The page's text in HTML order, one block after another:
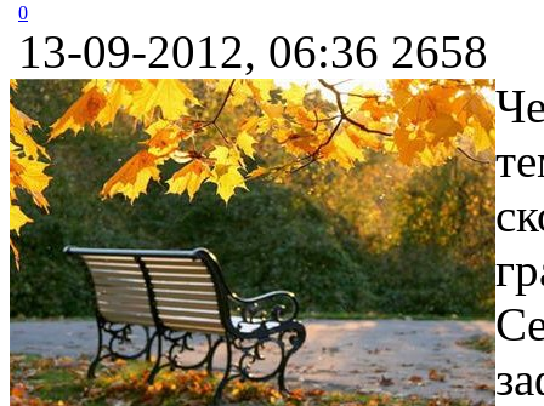
0
13-09-2012, 06:36 2658